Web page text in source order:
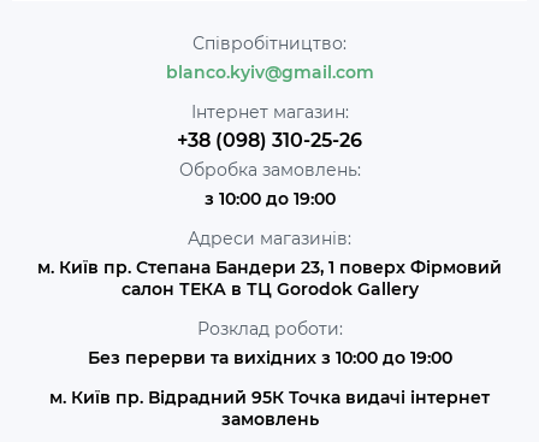
Співробітництво:
blanco.kyiv@gmail.com
Інтернет магазин:
+38 (098) 310-25-26
Обробка замовлень:
з 10:00 до 19:00
Адреси магазинів:
м. Київ пр. Степана Бандери 23, 1 поверх Фірмовий
салон ТЕКА в ТЦ Gorodok Gallery
Розклад роботи:
Без перерви та вихідних з 10:00 до 19:00
м. Київ пр. Відрадний 95К Точка видачі інтернет
замовлень